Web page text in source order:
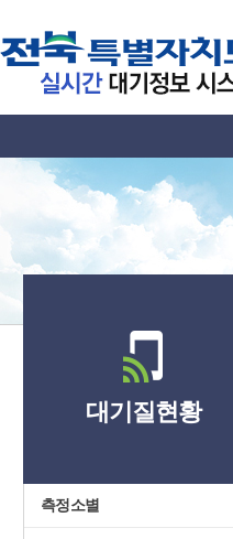
대기질현황
측정소별